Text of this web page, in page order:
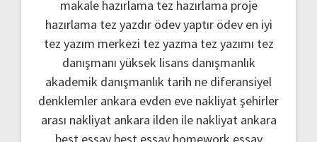
makale hazırlama tez hazırlama proje
hazırlama tez yazdır ödev yaptır ödev en iyi
tez yazım merkezi tez yazma tez yazımı tez
danışmanı yüksek lisans danışmanlık
akademik danışmanlık tarih ne diferansiyel
denklemler ankara evden eve nakliyatşehirler
arası nakliyat ankara ilden ile nakliyat ankara